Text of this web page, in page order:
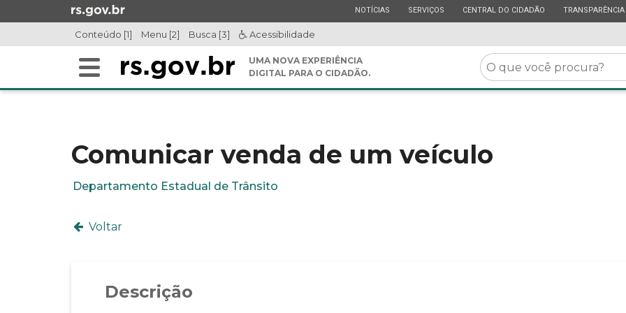
para
para
ESTADO
NOTÍCIAS ESTADO
SERVIÇOS ESTADO
CENTRAL DO CIDADÃO ESTADO
TRANSPARÊNCIA
Conteúdo [1] Menu [2] Busca [3] Acessibilidade
Alterna
UMA NOVA EXPERIÊNCIA
DIGITAL PARA O CIDADÃO.
O
que
você
Comunicar venda de um veículo
Departamento Estadual de Trânsito
Voltar
Descrição